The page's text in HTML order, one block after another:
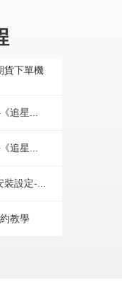
貨下單機
追星...
追星...
設定-...
教學